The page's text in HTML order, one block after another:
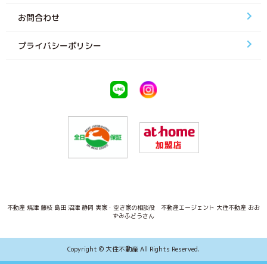
お問合わせ
プライバシーポリシー
不動産 焼津 藤枝 島田 沼津 静岡 実家・空き家の相談役 不動産エージェント 大住不動産 おお
ずみふどうさん
Copyright © 大住不動産 All Rights Reserved.